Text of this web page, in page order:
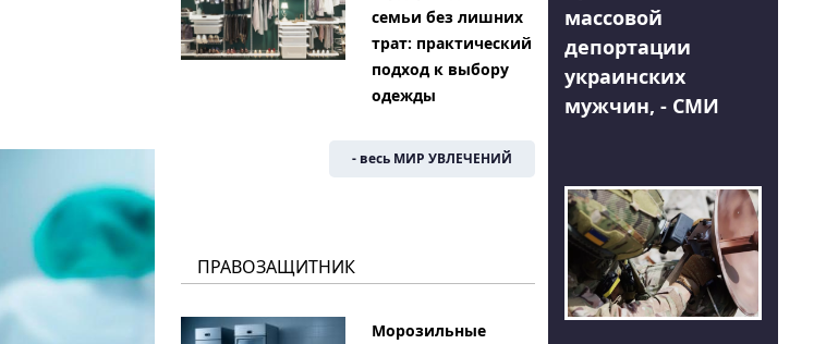
семьи без лишних
трат: практический
подход к выбору
одежды
- весь МИР УВЛЕЧЕНИЙ
ПРАВОЗАЩИТНИК
Морозильные
массовой
депортации
украинских
мужчин, - СМИ